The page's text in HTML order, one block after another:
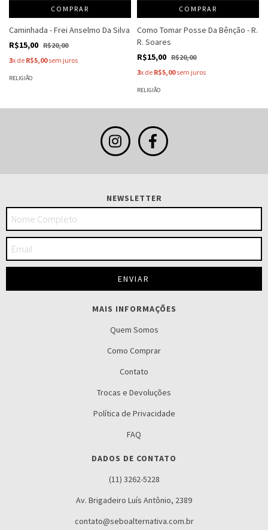
COMPRAR
Caminhada - Frei Anselmo Da Silva
R$15,00 R$20,00
3x de R$5,00sem juros
RELIGIÃO
COMPRAR
Como Tomar Posse Da Bênção - R.
R. Soares
R$15,00 R$20,00
3x de R$5,00sem juros
RELIGIÃO
NEWSLETTER
MAIS INFORMAÇÕES
Quem Somos
Como Comprar
Contato
Trocas e Devoluções
Política de Privacidade
FAQ
DADOS DE CONTATO
(11) 3262-5228
Av. Brigadeiro Luís Antônio, 2389
contato@seboalternativa.com.br